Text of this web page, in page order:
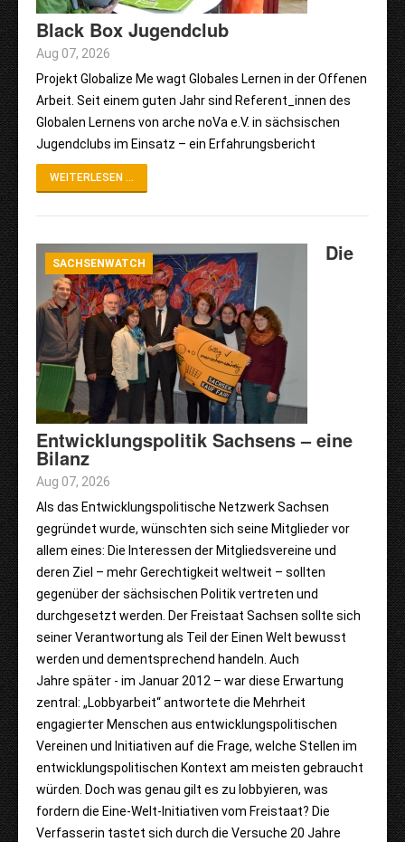
Black Box Jugendclub
Aug 07, 2026
Projekt Globalize Me wagt Globales Lernen in der Offenen
Arbeit. Seit einem guten Jahr sind Referent_innen des
Globalen Lernens von arche noVa e.V. in sächsischen
Jugendclubs im Einsatz – ein Erfahrungsbericht
WEITERLESEN ...
SACHSENWATCH Die
Entwicklungspolitik Sachsens – eine
Bilanz
Aug 07, 2026
Als das Entwicklungspolitische Netzwerk Sachsen
gegründet wurde, wünschten sich seine Mitglieder vor
allem eines: Die Interessen der Mitgliedsvereine und
deren Ziel – mehr Gerechtigkeit weltweit – sollten
gegenüber der sächsischen Politik vertreten und
durchgesetzt werden. Der Freistaat Sachsen sollte sich
seiner Verantwortung als Teil der Einen Welt bewusst
werden und dementsprechend handeln. Auch
Jahre später - im Januar 2012 – war diese Erwartung
zentral: „Lobbyarbeit“ antwortete die Mehrheit
engagierter Menschen aus entwicklungspolitischen
Vereinen und Initiativen auf die Frage, welche Stellen im
entwicklungspolitischen Kontext am meisten gebraucht
würden. Doch was genau gilt es zu lobbyieren, was
fordern die Eine-Welt-Initiativen vom Freistaat? Die
Verfasserin tastet sich durch die Versuche 20 Jahre